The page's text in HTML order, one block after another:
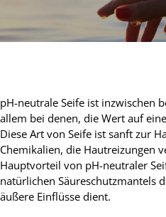
pH-neutrale Seife ist inzwischen
allem bei denen, die Wert auf
Diese Art von Seife ist sanft zur
Chemikalien, die Hautreizungen
Hauptvorteil von pH-neutraler
natürlichen Säureschutzmantels
äußere Einflüsse dient.